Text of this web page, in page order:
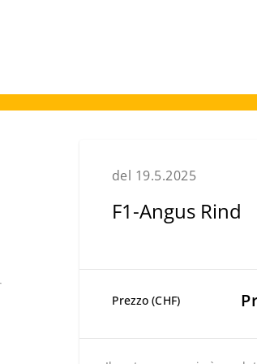
del 19.5.2025
F1-Angus Rind
Prezzo (CHF)